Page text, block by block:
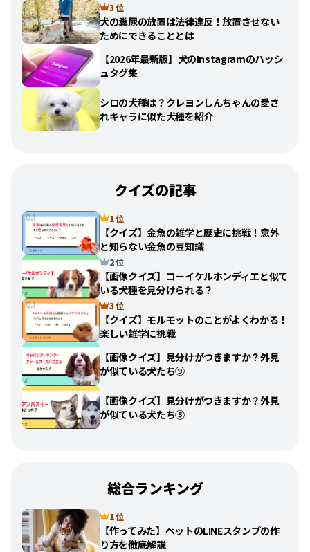
3 位
犬の糞尿の放置は法律違反！放置させない
ためにできることとは
【2026年最新版】犬のInstagramのハッシ
ュタグ集
シロの犬種は？クレヨンしんちゃんの愛さ
れキャラに似た犬種を紹介
クイズの記事
1 位
【クイズ】金魚の雑学と歴史に挑戦！意外
と知らない金魚の豆知識
2 位
【画像クイズ】コーイケルホンディエと似て
いる犬種を見分けられる？
3 位
【クイズ】モルモットのことがよくわかる！
楽しい雑学に挑戦
【画像クイズ】見分けがつきますか？外見
が似ている犬たち⑨
【画像クイズ】見分けがつきますか？外見
が似ている犬たち⑤
総合ランキング
1 位
【作ってみた】ペットのLINEスタンプの作
り方を徹底解説